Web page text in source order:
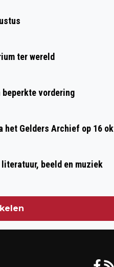
OP 16 MAART TE
ter wereld
vordering
het Gelders Archief op 16
beeld en muziek